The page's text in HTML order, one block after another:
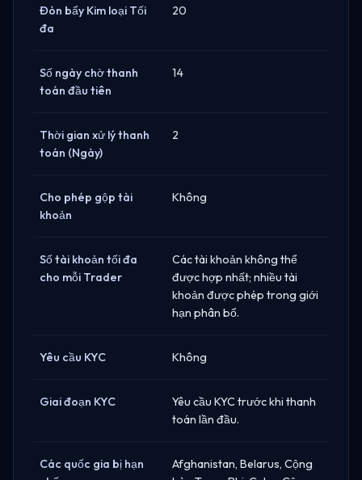
Đòn bẩy Kim loại Tối
đa
20
Số ngày chờ thanh
toán đầu tiên
14
Thời gian xử lý thanh
toán (Ngày)
2
Cho phép gộp tài
khoản
Không
Số tài khoản tối đa
cho mỗi Trader
Các tài khoản không thể
được hợp nhất; nhiều tài
khoản được phép trong giới
hạn phân bổ.
Yêu cầu KYC Không
Giai đoạn KYC
Yêu cầu KYC trước khi thanh
toán lần đầu.
Các quốc gia bị hạn
Afghanistan, Belarus, Cộng